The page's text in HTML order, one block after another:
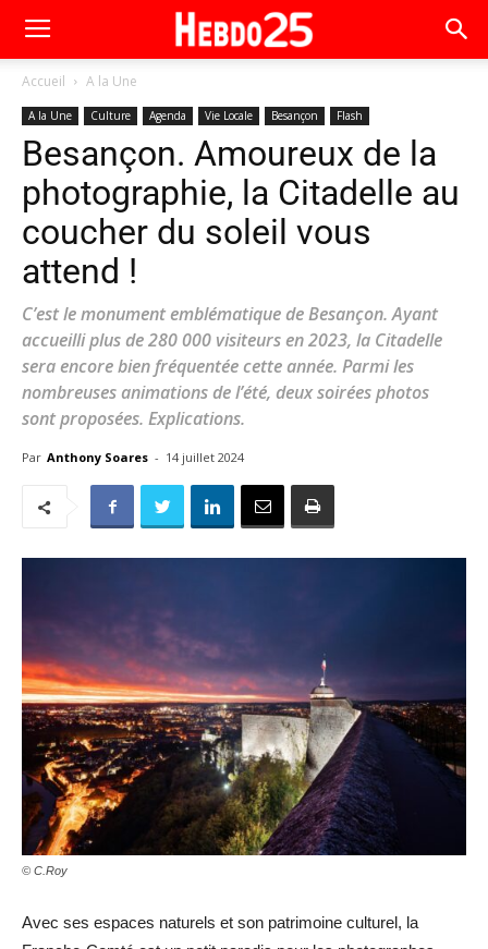
Accueil A la Une
A la Une Culture Agenda Vie Locale Besançon Flash
Besançon. Amoureux de la
photographie, la Citadelle au
coucher du soleil vous
attend !
C’est le monument emblématique de Besançon. Ayant
accueilli plus de 280 000 visiteurs en 2023, la Citadelle
sera encore bien fréquentée cette année. Parmi les
nombreuses animations de l’été, deux soirées photos
sont proposées. Explications.
Par Anthony Soares - 14 juillet 2024
© C.Roy
Avec ses espaces naturels et son patrimoine culturel, la